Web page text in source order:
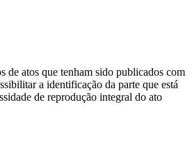
de atos que tenham sido publicados com
a identificação da parte que está
de reprodução integral do ato